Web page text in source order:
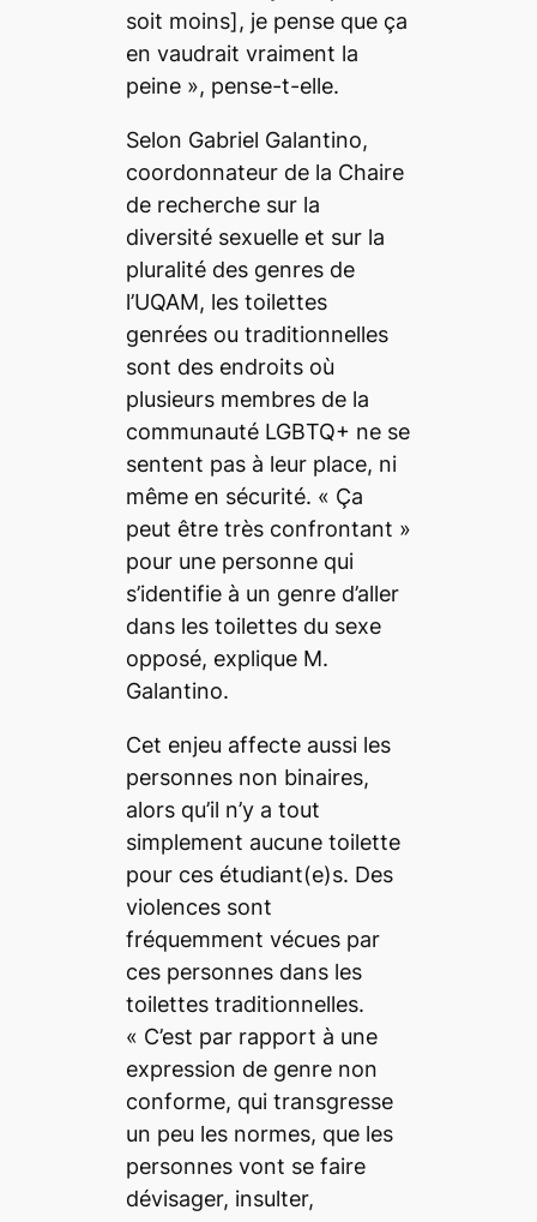
soit moins], je pense que ça
en vaudrait vraiment la
peine », pense-t-elle.
Selon Gabriel Galantino,
coordonnateur de la Chaire
de recherche sur la
diversité sexuelle et sur la
pluralité des genres de
l’UQAM, les toilettes
genrées ou traditionnelles
sont des endroits où
plusieurs membres de la
communauté LGBTQ+ ne se
sentent pas à leur place, ni
même en sécurité. « Ça
peut être très confrontant »
pour une personne qui
s’identifie à un genre d’aller
dans les toilettes du sexe
opposé, explique M.
Galantino.
Cet enjeu affecte aussi les
personnes non binaires,
alors qu’il n’y a tout
simplement aucune toilette
pour ces étudiant(e)s. Des
violences sont
fréquemment vécues par
ces personnes dans les
toilettes traditionnelles.
« C’est par rapport à une
expression de genre non
conforme, qui transgresse
un peu les normes, que les
personnes vont se faire
dévisager, insulter,